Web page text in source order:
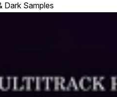
Dark Samples